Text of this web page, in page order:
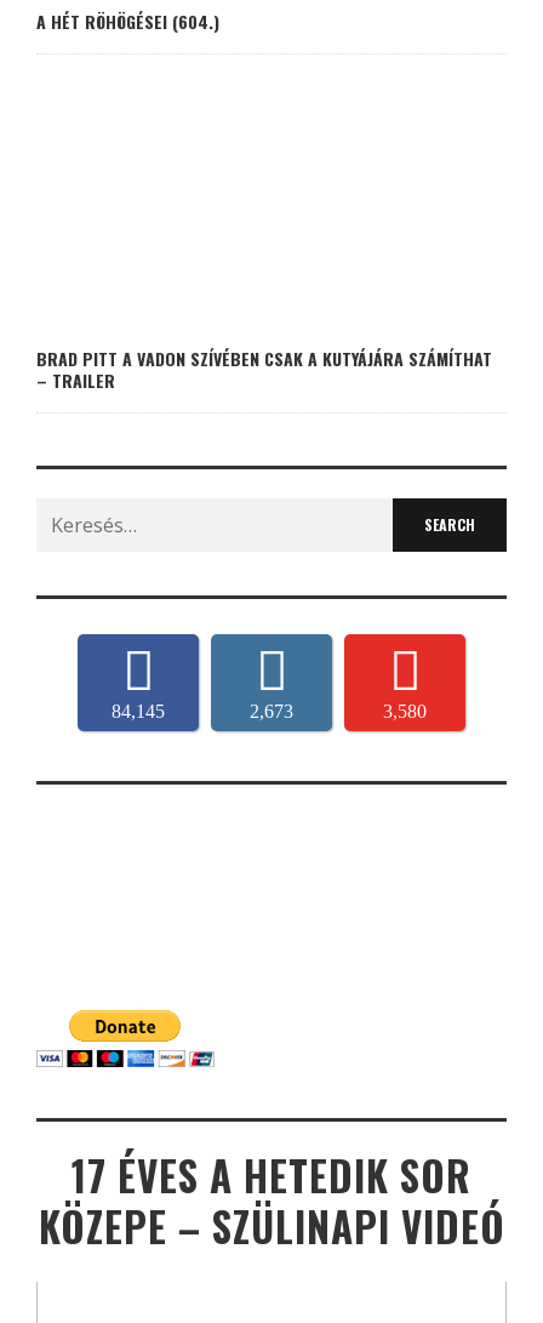
A HÉT RÖHÖGÉSEI (604.)
BRAD PITT A VADON SZÍVÉBEN CSAK A KUTYÁJÁRA SZÁMÍTHAT
– TRAILER
Search
for:
84,145 2,673 3,580
17 ÉVES A HETEDIK SOR
KÖZEPE – SZÜLINAPI VIDEÓ